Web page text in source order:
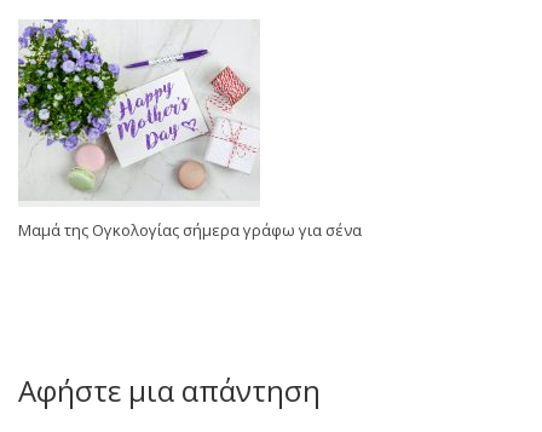
Μαμά της Ογκολογίας σήμερα γράφω για σένα
Αφήστε μια απάντηση